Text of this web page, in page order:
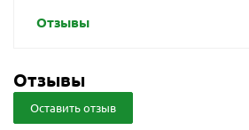
Отзывы
Отзывы
Оставить отзыв